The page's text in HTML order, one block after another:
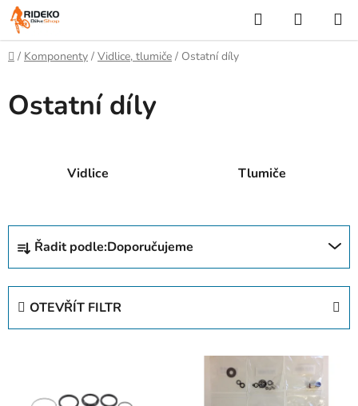
Přejít
na
obsah
Hledat
KOŠÍK
Domů
/ Komponenty / Vidlice, tlumiče / Ostatní díly
Ostatní díly
Vidlice Tlumiče
Ř
z
Řadit podle:Doporučujeme
OTEVŘÍT FILTR